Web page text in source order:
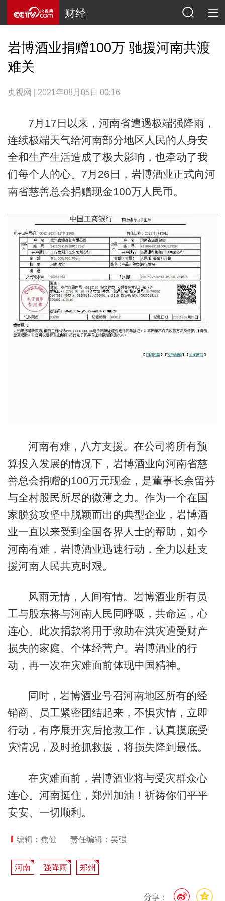
财经
岩博酒业捐赠100万 驰援河南共渡
难关
央视网 | 2021年08月05日 00:16
7月17日以来，河南省遭遇极端强降雨，
连续极端天气给河南部分地区人民的人身安
全和生产生活造成了极大影响，也牵动了我
们每个人的心。7月26日，岩博酒业正式向河
南省慈善总会捐赠现金100万人民币。
河南有难，八方支援。在公司将所有预
算投入发展的情况下，岩博酒业向河南省慈
善总会捐赠的100万元现金，是董事长余留芬
与全村股民所尽的微薄之力。作为一个在国
家脱贫攻坚中脱颖而出的典型企业，岩博酒
业一直以来受到全国各界人士的帮助，如今
河南有难，岩博酒业迅速行动，全力以赴支
援河南人民共克时艰。
风雨无情，人间有情。岩博酒业所有员
工与股东将与河南人民同呼吸，共命运，心
连心。此次捐款将用于救助在洪灾遭受财产
损失的家庭、个体经营户。岩博酒业的行
动，再一次在灾难面前体现中国精神。
同时，岩博酒业号召河南地区所有的经
销商、员工紧密团结起来，不惧灾情，立即
行动，有序展开灾后抢救工作，认真摸底受
灾情况，及时抢抓救援，将损失降到最低。
在灾难面前，岩博酒业将与受灾群众心
连心。河南挺住，郑州加油！祈祷你们平平
安安、一切顺利。
编辑：焦健 责任编辑：吴强
河南 强降雨 郑州
分享：